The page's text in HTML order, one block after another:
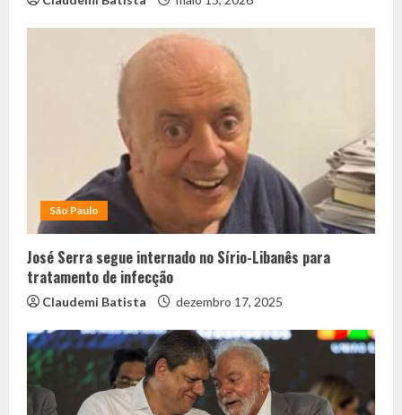
São Paulo
José Serra segue internado no Sírio-Libanês para
tratamento de infecção
Claudemi Batista dezembro 17, 2025